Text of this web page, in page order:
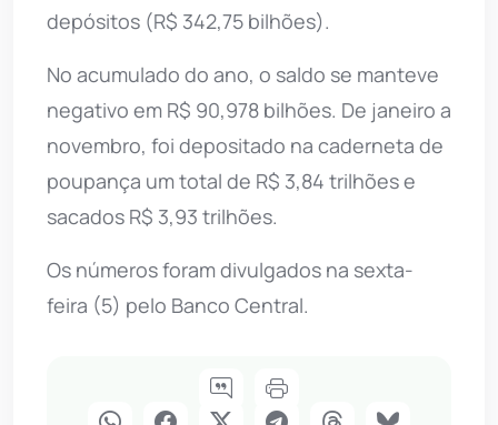
depósitos (R$ 342,75 bilhões).
No acumulado do ano, o saldo se manteve
negativo em R$ 90,978 bilhões. De janeiro a
novembro, foi depositado na caderneta de
poupança um total de R$ 3,84 trilhões e
sacados R$ 3,93 trilhões.
Os números foram divulgados na sexta-
feira (5) pelo Banco Central.